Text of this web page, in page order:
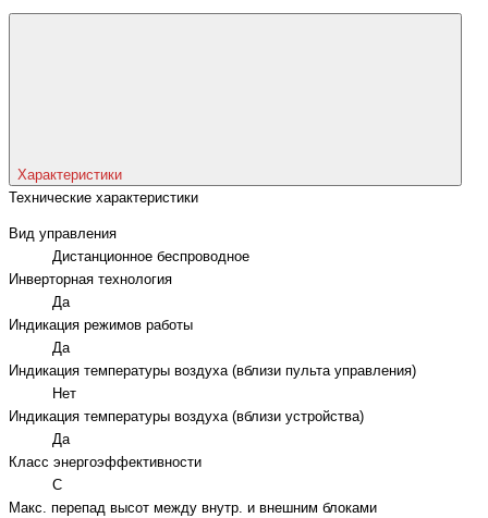
Характеристики
Технические характеристики
Вид управления
Дистанционное беспроводное
Инверторная технология
Да
Индикация режимов работы
Да
Индикация температуры воздуха (вблизи пульта управления)
Нет
Индикация температуры воздуха (вблизи устройства)
Да
Класс энергоэффективности
C
Макс. перепад высот между внутр. и внешним блоками